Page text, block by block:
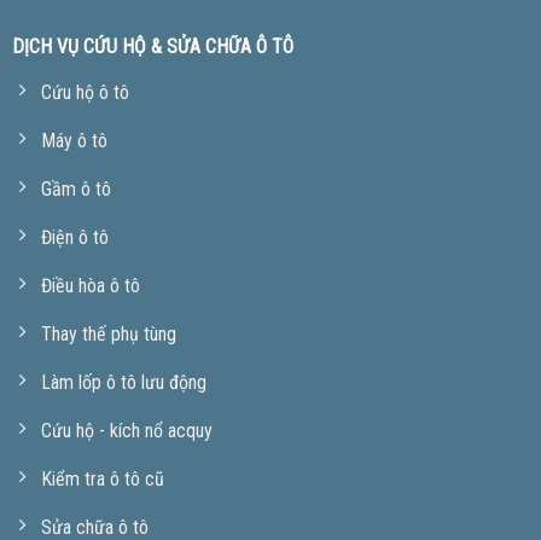
DỊCH VỤ CỨU HỘ & SỬA CHỮA Ô TÔ
Cứu hộ ô tô
Máy ô tô
Gầm ô tô
Điện ô tô
Điều hòa ô tô
Thay thế phụ tùng
Làm lốp ô tô lưu động
Cứu hộ - kích nổ acquy
Kiểm tra ô tô cũ
Sửa chữa ô tô